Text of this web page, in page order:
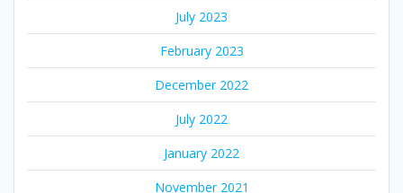
July 2023
February 2023
December 2022
July 2022
January 2022
November 2021